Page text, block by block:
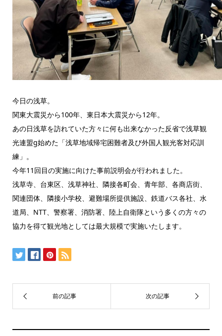
今日の浅草。
関東大震災から100年、東日本大震災から12年。
あの日浅草を訪れていた方々に何も出来なかった反省で浅草観
光連盟g始めた「浅草地域帰宅困難者及び外国人観光客対応訓
練」。
今年11回目の実施に向けた事前説明会が行われました。
浅草寺、台東区、浅草神社、隣接各町会、青年部、各商店街、
関連団体、隣接小学校、避難場所提供施設、鉄道バス各社、水
道局、NTT、警察署、消防署、陸上自衛隊という多くの方々の
協力を得て観光地としては最大規模で実施いたします。